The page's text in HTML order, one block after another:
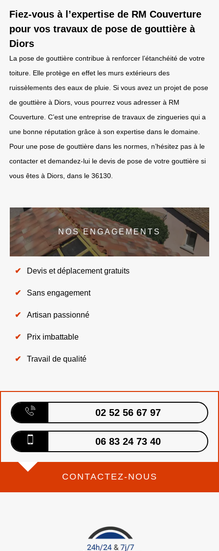
Fiez-vous à l’expertise de RM Couverture
pour vos travaux de pose de gouttière à
Diors
La pose de gouttière contribue à renforcer l’étanchéité de votre
toiture. Elle protège en effet les murs extérieurs des
ruissèlements des eaux de pluie. Si vous avez un projet de pose
de gouttière à Diors, vous pourrez vous adresser à RM
Couverture. C’est une entreprise de travaux de zingueries qui a
une bonne réputation grâce à son expertise dans le domaine.
Pour une pose de gouttière dans les normes, n’hésitez pas à le
contacter et demandez-lui le devis de pose de votre gouttière si
vous êtes à Diors, dans le 36130.
NOS ENGAGEMENTS
Devis et déplacement gratuits
Sans engagement
Artisan passionné
Prix imbattable
Travail de qualité
02 52 56 67 97
06 83 24 73 40
CONTACTEZ-NOUS